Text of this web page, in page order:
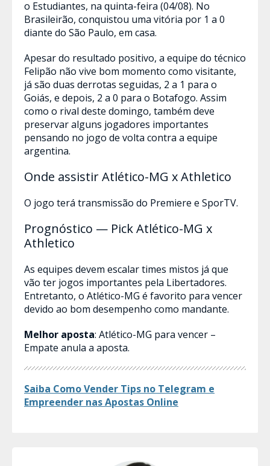
o Estudiantes, na quinta-feira (04/08). No
Brasileirão, conquistou uma vitória por 1 a 0
diante do São Paulo, em casa.
Apesar do resultado positivo, a equipe do técnico
Felipão não vive bom momento como visitante,
já são duas derrotas seguidas, 2 a 1 para o
Goiás, e depois, 2 a 0 para o Botafogo. Assim
como o rival deste domingo, também deve
preservar alguns jogadores importantes
pensando no jogo de volta contra a equipe
argentina.
Onde assistir Atlético-MG x Athletico
O jogo terá transmissão do Premiere e SporTV.
Prognóstico — Pick Atlético-MG x
Athletico
As equipes devem escalar times mistos já que
vão ter jogos importantes pela Libertadores.
Entretanto, o Atlético-MG é favorito para vencer
devido ao bom desempenho como mandante.
Melhor aposta: Atlético-MG para vencer –
Empate anula a aposta.
Saiba Como Vender Tips no Telegram e
Empreender nas Apostas​ Online